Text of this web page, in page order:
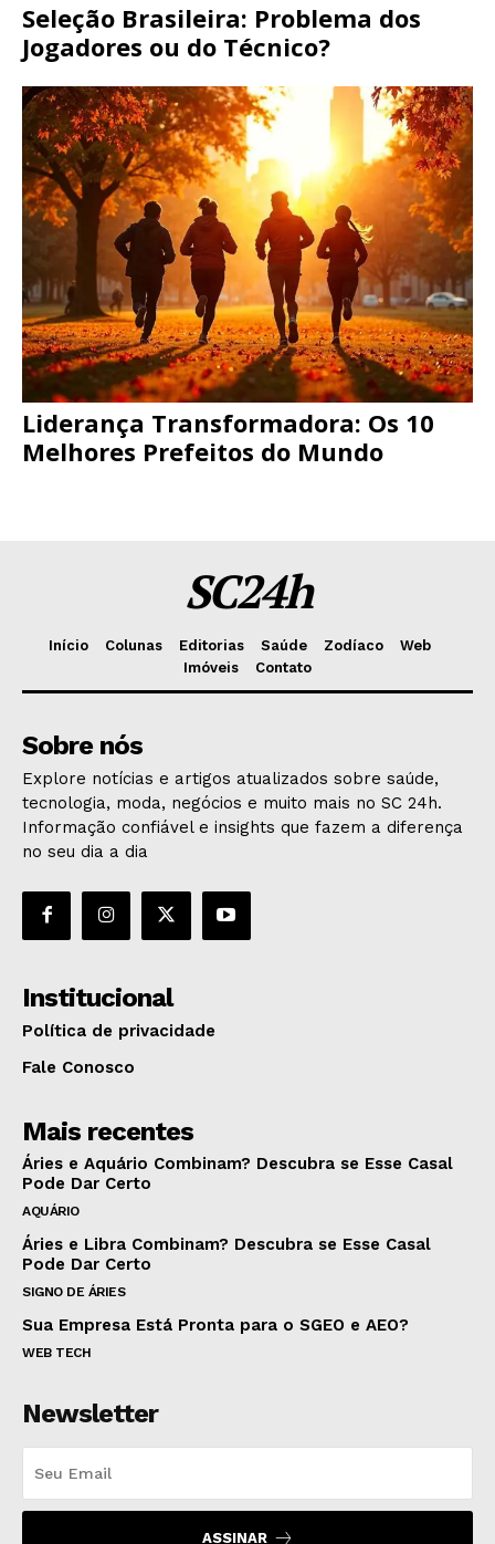
Seleção Brasileira: Problema dos
Jogadores ou do Técnico?
Liderança Transformadora: Os 10
Melhores Prefeitos do Mundo
SC24h
Início Colunas Editorias Saúde Zodíaco
Web
Imóveis
Contato
Sobre nós
Explore notícias e artigos atualizados sobre saúde,
tecnologia, moda, negócios e muito mais no SC 24h.
Informação confiável e insights que fazem a diferença
no seu dia a dia
Institucional
Política de privacidade
Fale Conosco
Mais recentes
Áries e Aquário Combinam? Descubra se Esse Casal
Pode Dar Certo
AQUÁRIO
Áries e Libra Combinam? Descubra se Esse Casal
Pode Dar Certo
SIGNO DE ÁRIES
Sua Empresa Está Pronta para o SGEO e AEO?
WEB TECH
Newsletter
ASSINAR